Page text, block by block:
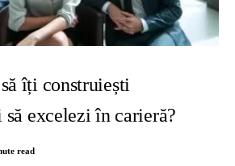
îți construiești
să excelezi în carieră?
read